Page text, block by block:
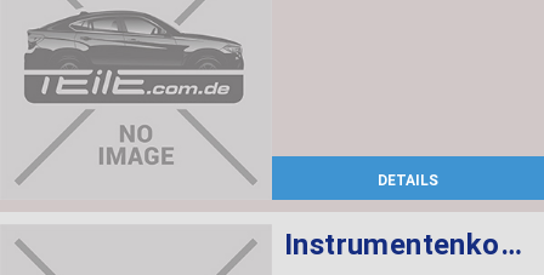
DETAILS
Instrumentenkombination KMH